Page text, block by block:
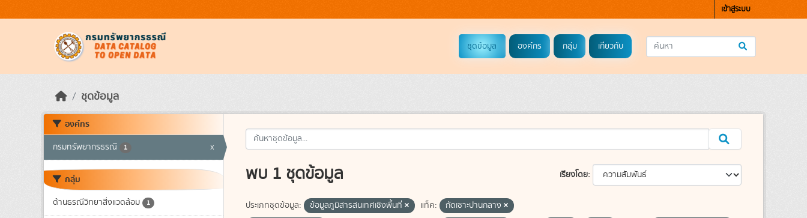
เข้าสู่ระบบ
ชุดข้อมูล องค์กร กลุ่ม เกี่ยวกับ
ชุดข้อมูล
องค์กร
กรมทรัพยากรธรณี 1 x
กลุ่ม
ด้านธรณีวิทยาสิ่งแวดล้อม 1
เรียงโดย
พบ 1 ชุดข้อมูล
ประเภทชุดข้อมูล: ข้อมูลภูมิสารสนเทศเชิงพื้นที่ แท็ค:
กัดเซาะปานกลาง